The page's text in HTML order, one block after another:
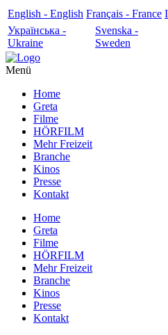
English - English Français - France
Українська -
Ukraine
Svenska -
Sweden
Menü
Home
Greta
Filme
HÖRFILM
Mehr Freizeit
Branche
Kinos
Presse
Kontakt
Home
Greta
Filme
HÖRFILM
Mehr Freizeit
Branche
Kinos
Presse
Kontakt